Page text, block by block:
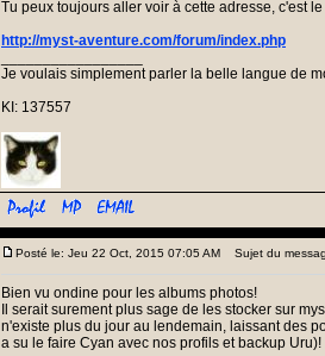
Tu peux toujours aller voir à cette adresse, c'est
http://myst-aventure.com/forum/index.php
Je voulais simplement parler la belle langue de
KI: 137557
Posté le: Jeu 22 Oct, 2015 07:05 AM Sujet du
Bien vu ondine pour les albums photos!
Il serait surement plus sage de les stocker sur
n'existe plus du jour au lendemain, laissant des
a su le faire Cyan avec nos profils et backup Uru)!